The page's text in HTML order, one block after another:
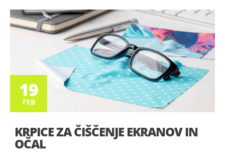
19
FEB
KRPICE ZA ČIŠČENJE EKRANOV IN
OČAL